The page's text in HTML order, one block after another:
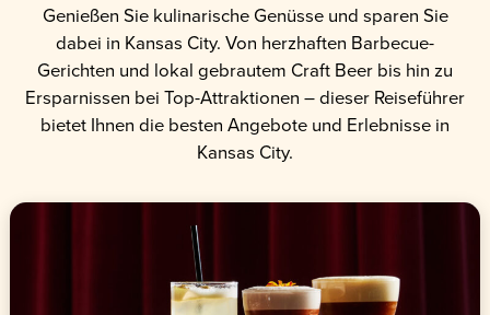
Genießen Sie kulinarische Genüsse und sparen Sie
dabei in Kansas City. Von herzhaften Barbecue-
Gerichten und lokal gebrautem Craft Beer bis hin zu
Ersparnissen bei Top-Attraktionen – dieser Reiseführer
bietet Ihnen die besten Angebote und Erlebnisse in
Kansas City.